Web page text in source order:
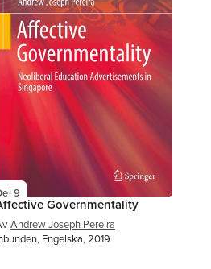
9
Governmentality
Andrew Joseph Pereira
Engelska, 2019